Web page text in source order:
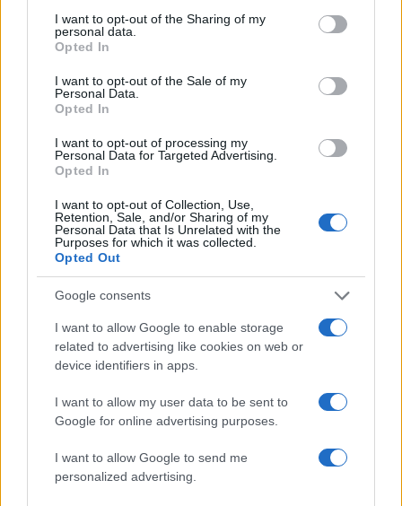
not limited to your visit or usage behaviour. You may click to
grant or deny consent to Google and its third-party tags to
use your data for below specified purposes in below Google
consent section.
I want to opt-out of the Sharing of my
personal data.
Opted In
I want to opt-out of the Sale of my
Personal Data.
Opted In
I want to opt-out of processing my
Personal Data for Targeted Advertising.
Opted In
I want to opt-out of Collection, Use,
Retention, Sale, and/or Sharing of my
Personal Data that Is Unrelated with the
Purposes for which it was collected.
Opted Out
Google consents
I want to allow Google to enable storage
related to advertising like cookies on web or
device identifiers in apps.
I want to allow my user data to be sent to
Google for online advertising purposes.
I want to allow Google to send me
personalized advertising.
Lifestyle
ΑΣΗΜΙΝΑ ΧΑΤΖΗΑΝΔΡΕΟΥ
ΝΟΣΟΚΟΜΕΙΟ
Share:
Ακολουθήστε το Νewsit.gr στοGoogle News
ενημερωθείτε πρώτοι για όλη την ειδησεογραφία και τα
τελευταία νέα
Πιο δημοφιλή
Σέρρες: Βίντεο ντοκουμέντο από το
τροχαίο με νεκρούς μητέρα και γιο – Ο
οδηγός του φορτηγού κατέγραψε τη
σύγκρουση
Λένα Σαμαρά: Συγκίνηση στο μνημόσυνο
για τον έναν χρόνο από τον θάνατο της
κόρης του Αντώνη Σαμαρά
Σοκαριστική υπόθεση στην Κρήτη:
Τουρίστας ρωτούσε πόσο να πληρώσει για